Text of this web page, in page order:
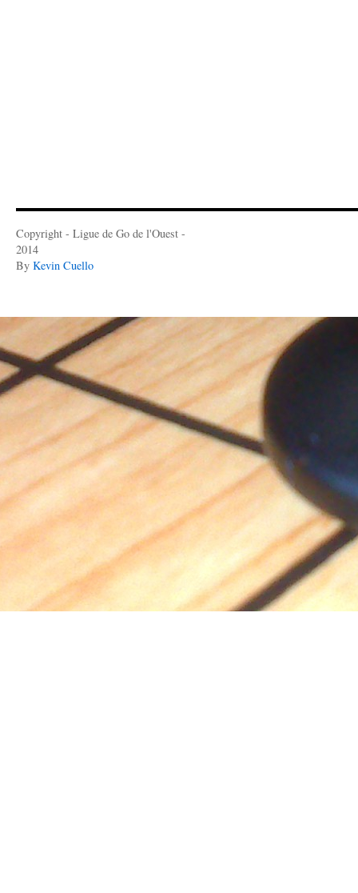
Copyright - Ligue de Go de l'Ouest -
2014
By Kevin Cuello